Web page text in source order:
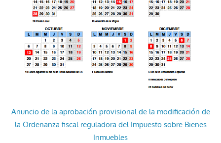
Anuncio de la aprobación provisional de la modificación de
la Ordenanza fiscal reguladora del Impuesto sobre Bienes
Inmuebles